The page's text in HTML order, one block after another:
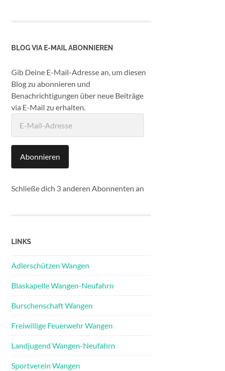
BLOG VIA E-MAIL ABONNIEREN
Gib Deine E-Mail-Adresse an, um diesen
Blog zu abonnieren und
Benachrichtigungen über neue Beiträge
via E-Mail zu erhalten.
Mail-
Abonnieren
Schließe dich 3 anderen Abonnenten an
LINKS
Adlerschützen Wangen
Blaskapelle Wangen-Neufahrn
Burschenschaft Wangen
Freiwillige Feuerwehr Wangen
Landjugend Wangen-Neufahrn
Sportverein Wangen